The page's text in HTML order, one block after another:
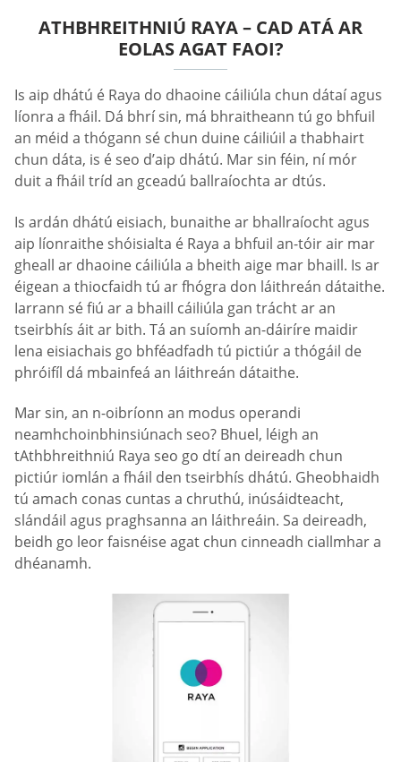
ATHBHREITHNIÚ RAYA – CAD ATÁ AR
EOLAS AGAT FAOI?
Is aip dhátú é Raya do dhaoine cáiliúla chun dátaí agus
líonra a fháil. Dá bhrí sin, má bhraitheann tú go bhfuil
an méid a thógann sé chun duine cáiliúil a thabhairt
chun dáta, is é seo d’aip dhátú. Mar sin féin, ní mór
duit a fháil tríd an gceadú ballraíochta ar dtús.
Is ardán dhátú eisiach, bunaithe ar bhallraíocht agus
aip líonraithe shóisialta é Raya a bhfuil an-tóir air mar
gheall ar dhaoine cáiliúla a bheith aige mar bhaill. Is ar
éigean a thiocfaidh tú ar fhógra don láithreán dátaithe.
Iarrann sé fiú ar a bhaill cáiliúla gan trácht ar an
tseirbhís áit ar bith. Tá an suíomh an-dáiríre maidir
lena eisiachais go bhféadfadh tú pictiúr a thógáil de
phróifíl dá mbainfeá an láithreán dátaithe.
Mar sin, an n-oibríonn an modus operandi
neamhchoinbhinsiúnach seo? Bhuel, léigh an
tAthbhreithniú Raya seo go dtí an deireadh chun
pictiúr iomlán a fháil den tseirbhís dhátú. Gheobhaidh
tú amach conas cuntas a chruthú, inúsáidteacht,
slándáil agus praghsanna an láithreáin. Sa deireadh,
beidh go leor faisnéise agat chun cinneadh ciallmhar a
dhéanamh.